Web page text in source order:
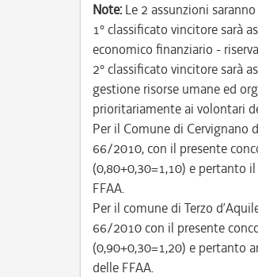
Note: Le 2 assunzioni
1° classificato vincitore sarà
economico finanziario -
2° classificato vincitore sarà
gestione risorse umane ed
prioritariamente ai volontari
Per il Comune di Cervignano
66/2010, con il presente
(0,80+0,30=1,10) e pertanto
FFAA.
Per il comune di Terzo
66/2010 con il presente
(0,90+0,30=1,20) e pertanto
delle FFAA.